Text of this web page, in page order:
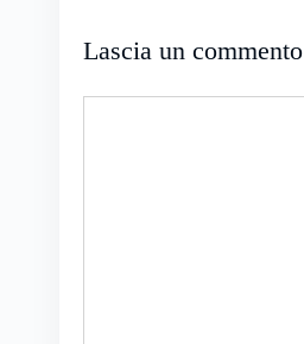
Lascia un commento